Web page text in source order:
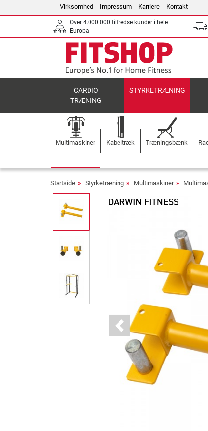
Virksomhed Impressum Karriere Kontakt
Over 4.000.000 tilfredse kunder i hele
Europa
CARDIO
TRÆNING
STYRKETRÆNING
Multimaskiner Kabeltræk Træningsbænk
Startside Styrketræning Multimaskiner
Previous